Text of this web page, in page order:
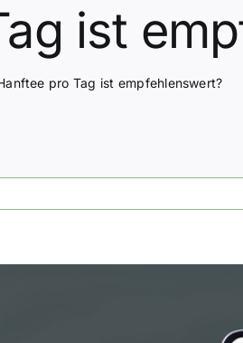
ist
pro Tag ist empfehlenswert?